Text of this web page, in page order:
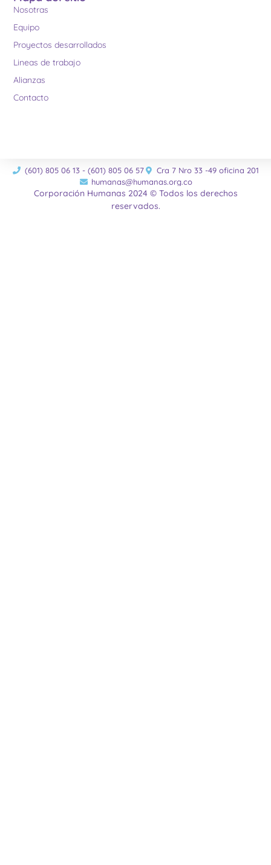
Nosotras
Equipo
Proyectos desarrollados
Lineas de trabajo
Alianzas
Contacto
(601) 805 06 13 - (601) 805 06 57
Cra 7 Nro 33 -49 oficina 201
humanas@humanas.org.co
Corporación Humanas 2024 © Todos los derechos
reservados.